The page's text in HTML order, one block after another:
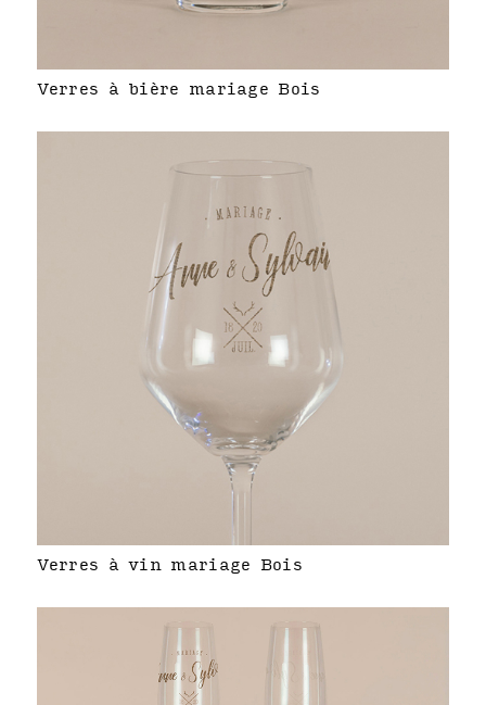
Verres à bière mariage Bois
Verres à vin mariage Bois